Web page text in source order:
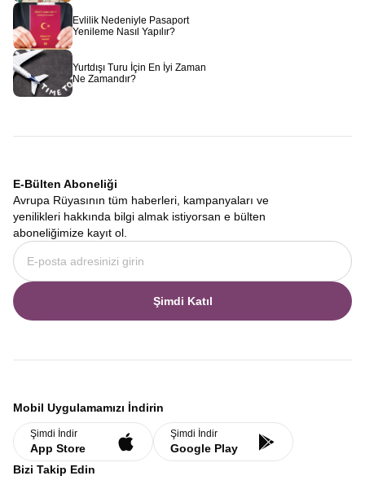
Evlilik Nedeniyle Pasaport
Yenileme Nasıl Yapılır?
Yurtdışı Turu İçin En İyi Zaman
Ne Zamandır?
E-Bülten Aboneliği
Avrupa Rüyasının tüm haberleri, kampanyaları ve
yenilikleri hakkında bilgi almak istiyorsan e bülten
aboneliğimize kayıt ol.
Şimdi Katıl
Mobil Uygulamamızı İndirin
Şimdi İndir
App Store
Şimdi İndir
Google Play
Bizi Takip Edin